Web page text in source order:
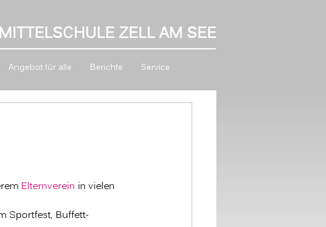
ZELL AM SEE
Angebot für alle Berichte Service
Elternverein in vielen
Sportfest, Buffett-